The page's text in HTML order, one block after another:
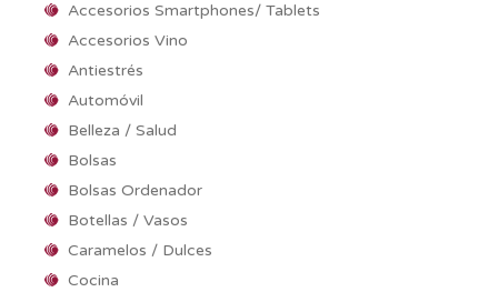
Accesorios Smartphones/ Tablets
Accesorios Vino
Antiestrés
Automóvil
Belleza / Salud
Bolsas
Bolsas Ordenador
Botellas / Vasos
Caramelos / Dulces
Cocina